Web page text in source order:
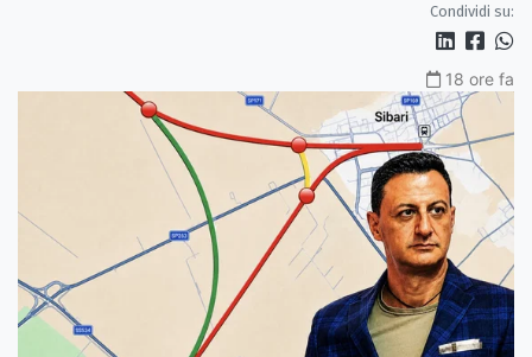
Condividi su:
18 ore fa